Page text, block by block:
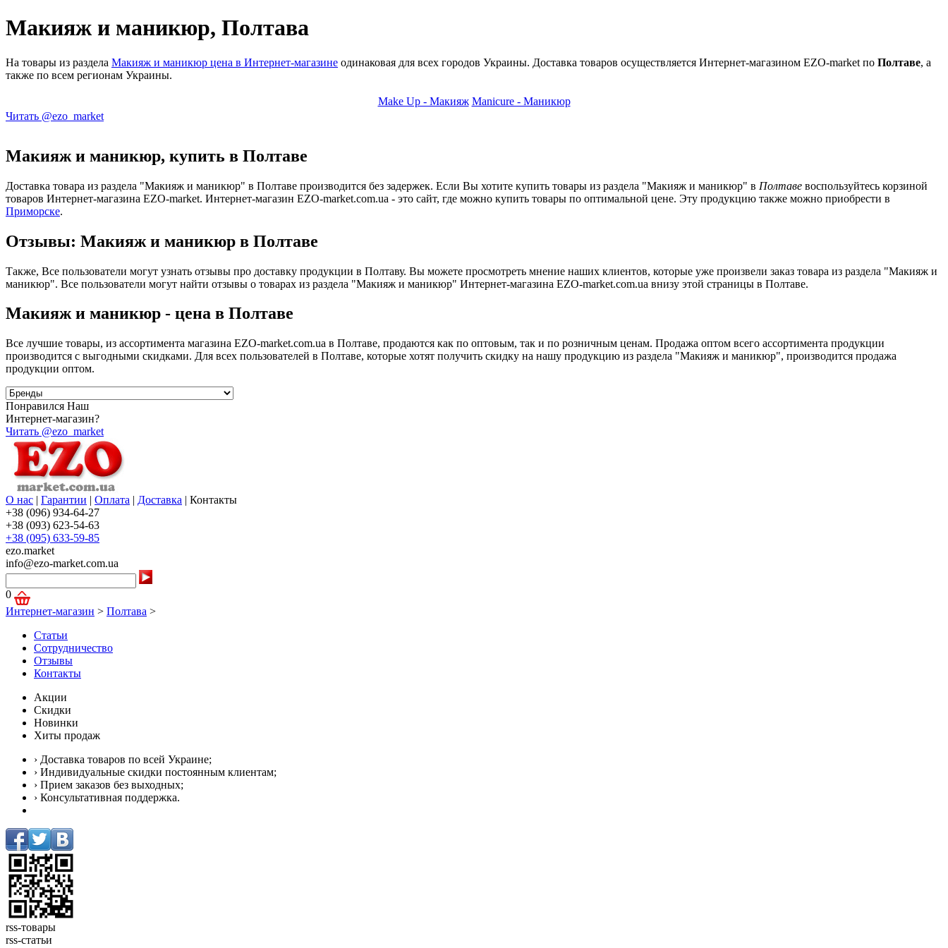
Макияж и маникюр, Полтава
На товары из раздела Макияж и маникюр цена в Интернет-магазине одинаковая для всех городов Украины. Доставка товаров осуществляется Интернет-магазином EZO-market по Полтаве, а
также по всем регионам Украины.
Make Up - Макияж Manicure - Маникюр
Читать @ezo_market
Макияж и маникюр, купить в Полтаве
Доставка товара из раздела "Макияж и маникюр" в Полтаве производится без задержек. Если Вы хотите купить товары из раздела "Макияж и маникюр" в Полтаве воспользуйтесь корзиной
товаров Интернет-магазина EZO-market. Интернет-магазин EZO-market.com.ua - это сайт, где можно купить товары по оптимальной цене. Эту продукцию также можно приобрести в
Приморске.
Отзывы: Макияж и маникюр в Полтаве
Также, Все пользователи могут узнать отзывы про доставку продукции в Полтаву. Вы можете просмотреть мнение наших клиентов, которые уже произвели заказ товара из раздела "Макияж и
маникюр". Все пользователи могут найти отзывы о товарах из раздела "Макияж и маникюр" Интернет-магазина EZO-market.com.ua внизу этой страницы в Полтаве.
Макияж и маникюр - цена в Полтаве
Все лучшие товары, из ассортимента магазина EZO-market.com.ua в Полтаве, продаются как по оптовым, так и по розничным ценам. Продажа оптом всего ассортимента продукции
производится с выгодными скидками. Для всех пользователей в Полтаве, которые хотят получить скидку на нашу продукцию из раздела "Макияж и маникюр", производится продажа
продукции оптом.
Понравился Наш
Интернет-магазин?
Читать @ezo_market
О нас | Гарантии | Оплата | Доставка | Контакты
+38 (096) 934-64-27
+38 (093) 623-54-63
+38 (095) 633-59-85
ezo.market
info@ezo-market.com.ua
0
Интернет-магазин > Полтава >
Статьи
Сотрудничество
Отзывы
Контакты
Акции
Скидки
Новинки
Хиты продаж
› Доставка товаров по всей Украине;
› Индивидуальные скидки постоянным клиентам;
› Прием заказов без выходных;
› Консультативная поддержка.
rss-товары
rss-статьи